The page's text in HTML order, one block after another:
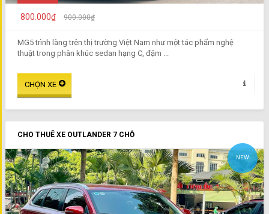
800.000₫ 900.000₫
MG5 trình làng trên thị trường Việt Nam như một tác phẩm nghệ
thuật trong phân khúc sedan hạng C, đậm ...
CHO THUÊ XE OUTLANDER 7 CHỖ
NEW